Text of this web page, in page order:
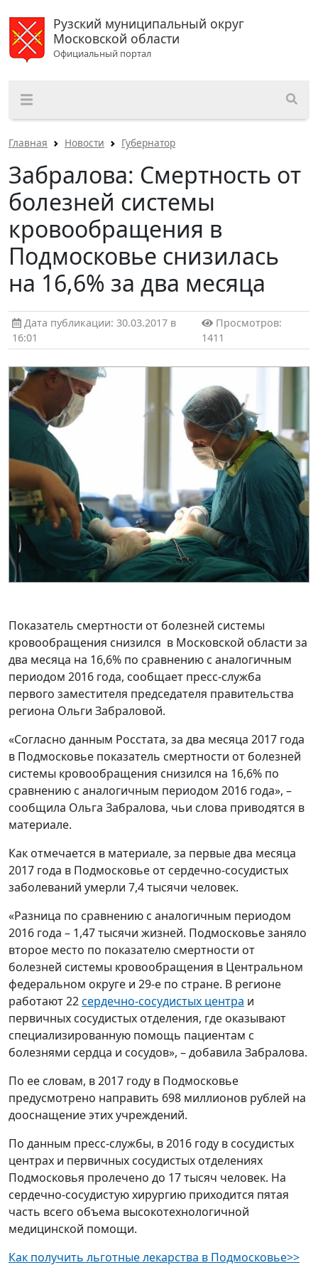
Рузский муниципальный округ
Московской области
Официальный портал
Главная Новости Губернатор
Забралова: Смертность от
болезней системы
кровообращения в
Подмосковье снизилась
на 16,6% за два месяца
Дата публикации: 30.03.2017 в
16:01
Просмотров:
1411
Показатель смертности от болезней системы
кровообращения снизился в Московской области за
два месяца на 16,6% по сравнению с аналогичным
периодом 2016 года, сообщает пресс-служба
первого заместителя председателя правительства
региона Ольги Забраловой.
«Согласно данным Росстата, за два месяца 2017 года
в Подмосковье показатель смертности от болезней
системы кровообращения снизился на 16,6% по
сравнению с аналогичным периодом 2016 года», –
сообщила Ольга Забралова, чьи слова приводятся в
материале.
Как отмечается в материале, за первые два месяца
2017 года в Подмосковье от сердечно-сосудистых
заболеваний умерли 7,4 тысячи человек.
«Разница по сравнению с аналогичным периодом
2016 года – 1,47 тысячи жизней. Подмосковье заняло
второе место по показателю смертности от
болезней системы кровообращения в Центральном
федеральном округе и 29-е по стране. В регионе
работают 22сердечно-сосудистых центра и
первичных сосудистых отделения, где оказывают
специализированную помощь пациентам с
болезнями сердца и сосудов», – добавила Забралова.
По ее словам, в 2017 году в Подмосковье
предусмотрено направить 698 миллионов рублей на
дооснащение этих учреждений.
По данным пресс-службы, в 2016 году в сосудистых
центрах и первичных сосудистых отделениях
Подмосковья пролечено до 17 тысяч человек. На
сердечно-сосудистую хирургию приходится пятая
часть всего объема высокотехнологичной
медицинской помощи.
Как получить льготные лекарства в Подмосковье>>